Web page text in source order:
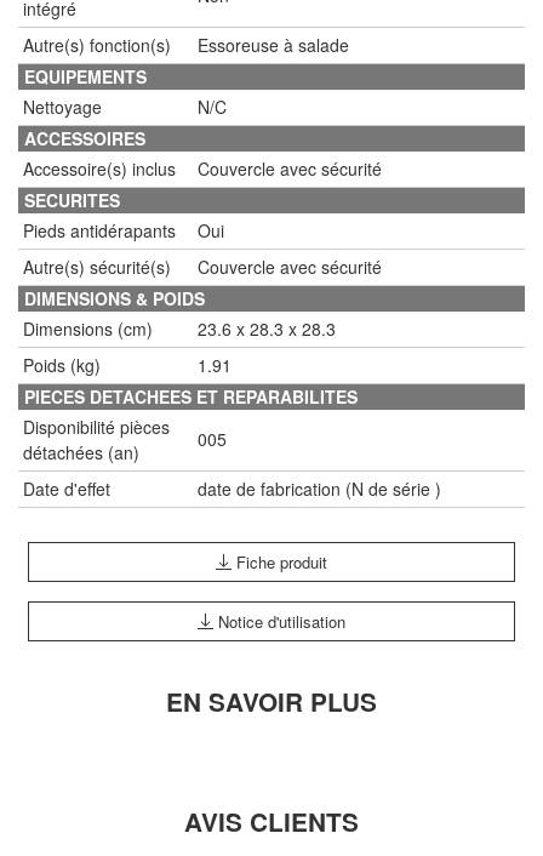
intégré
Autre(s) fonction(s)
Essoreuse à salade
EQUIPEMENTS
Nettoyage
N/C
ACCESSOIRES
Accessoire(s) inclus
Couvercle avec sécurité
SECURITES
Pieds antidérapants
Oui
Autre(s) sécurité(s)
Couvercle avec sécurité
DIMENSIONS & POIDS
Dimensions (cm)
23.6 x 28.3 x 28.3
Poids (kg)
1.91
PIECES DETACHEES ET REPARABILITES
Disponibilité pièces
détachées (an)
005
Date d'effet date de fabrication (N de série )
Fiche produit
Notice d'utilisation
EN SAVOIR PLUS
AVIS CLIENTS